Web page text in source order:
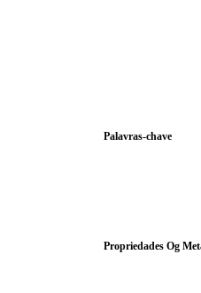
Palavras-chave
Propriedades Og